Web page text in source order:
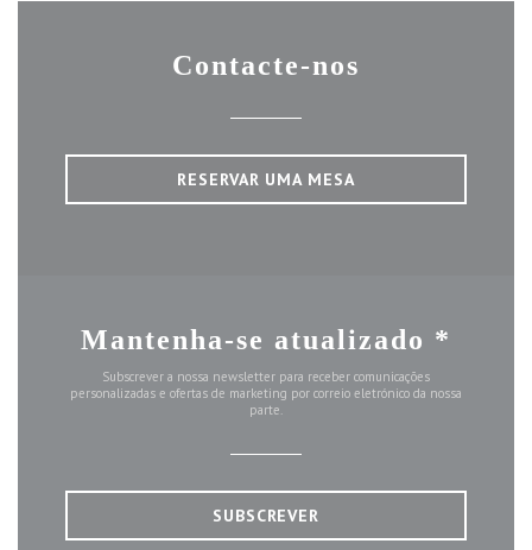
Contacte-nos
RESERVAR UMA MESA
Mantenha-se atualizado *
Subscrever a nossa newsletter para receber comunicações
personalizadas e ofertas de marketing por correio eletrónico da nossa
parte.
SUBSCREVER